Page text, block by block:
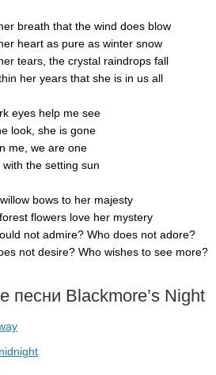
breath that the wind does blow
heart as pure as winter snow
tears the crystal raindrops fall
her years that she is in us all
eyes help me see
look she is gone
me we are one
with the setting sun
willow bows to her majesty
forest flowers love her mystery
not admire? Who does not adore?
not desire? Who wishes to see more?
песни Blackmore’s Night